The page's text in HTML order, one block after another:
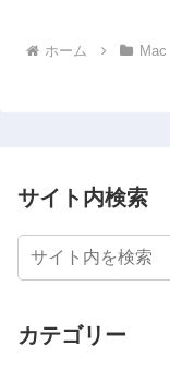
ホーム Mac
サイト内検索
カテゴリー